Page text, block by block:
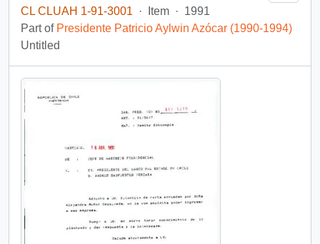
CL CLUAH 1-91-3001
· Item · 1991
Part of Presidente Patricio Aylwin Azócar (1990-1994)
Untitled